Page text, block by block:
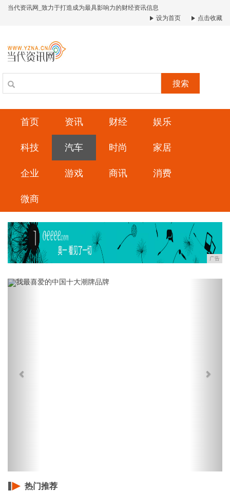
当代资讯网_致力于打造成为最具影响力的财经资讯信息
设为首页
点击收藏
搜索
首页 资讯 财经 娱乐
科技 汽车 时尚 家居
企业 游戏 商讯 消费
微商
广告
Previous
热门推荐